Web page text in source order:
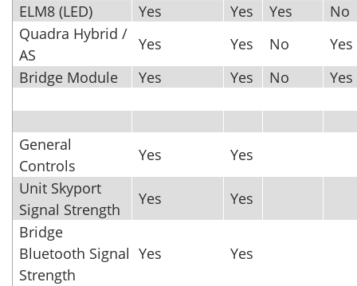
ELM8 (LED)
Yes Yes Yes
No
Quadra Hybrid /
AS
Yes Yes No
Yes
Bridge Module
Yes Yes No Yes
General
Controls
Yes
Yes
Unit Skyport
Signal Strength
Yes
Yes
Bridge
Bluetooth Signal
Strength
Yes Yes